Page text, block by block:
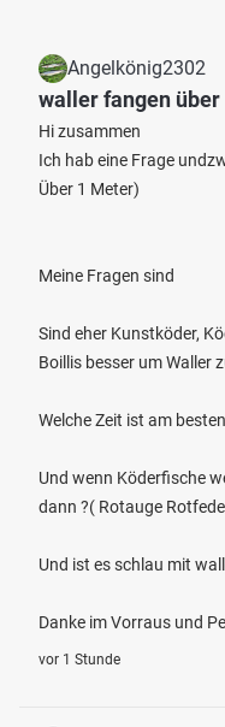
Angelkönig2302
waller fangen
Hi zusammen
Ich hab eine Frage
Über 1 Meter)
Meine Fragen sind
Sind eher Kunstköder,
Boillis besser um Waller
Welche Zeit ist am
Und wenn Köderfische
dann ?( Rotauge
Und ist es schlau mit
Danke im Vorraus und
vor 1 Stunde